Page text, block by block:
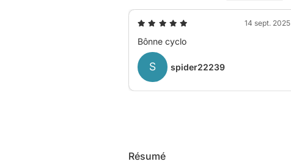
14 sept. 2025
Bônne cyclo
S spider22239
Résumé